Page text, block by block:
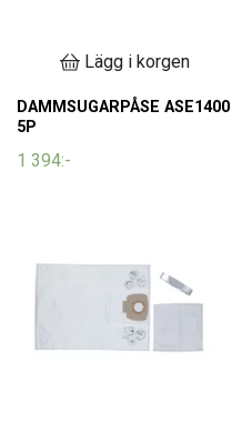
Lägg i korgen
DAMMSUGARPÅSE ASE1400
5P
1 394:-